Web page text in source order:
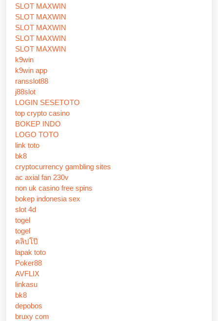
SLOT MAXWIN
SLOT MAXWIN
SLOT MAXWIN
SLOT MAXWIN
SLOT MAXWIN
k9win
k9win app
ransslot88
j88slot
LOGIN SESETOTO
top crypto casino
BOKEP INDO
LOGO TOTO
link toto
bk8
cryptocurrency gambling sites
ac axial fan 230v
non uk casino free spins
bokep indonesia sex
slot 4d
togel
togel
คลิปโป๊
lapak toto
Poker88
AVFLIX
linkasu
bk8
depobos
bruxy com